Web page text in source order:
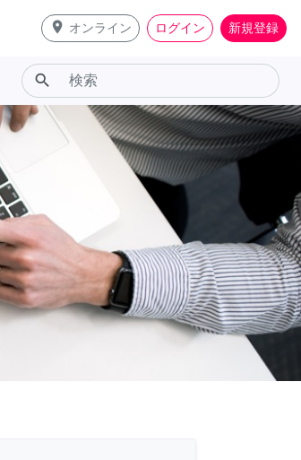
place オンライン ログイン 新規登録
search